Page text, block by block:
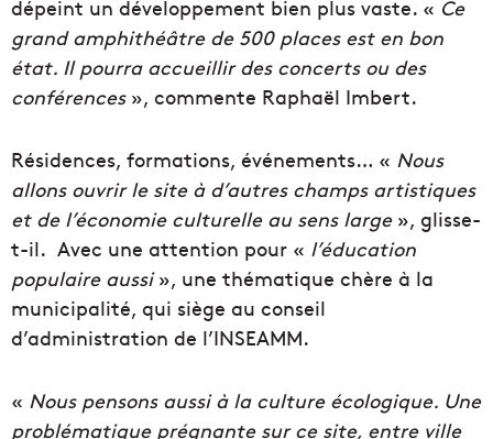
dépeint un développement bien plus vaste. « Ce
grand amphithéâtre de 500 places est en bon
état. Il pourra accueillir des concerts ou des
conférences», commente Raphaël Imbert.
Résidences, formations, événements… « Nous
allons ouvrir le site à d’autres champs artistiques
et de l’économie culturelle au sens large», glisse-
t-il. Avec une attention pour « l’éducation
populaire aussi», une thématique chère à la
municipalité, qui siège au conseil
d’administration de l’INSEAMM.
« Nous pensons aussi à la culture écologique. Une
problématique prégnante sur ce site, entre ville